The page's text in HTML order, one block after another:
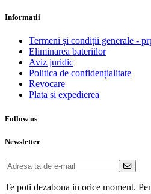
Informatii
Termeni și condiții generale -
Eliminarea bateriilor
Aviz juridic
Politica de confidențialitate
Revocare
Plata și expedierea
Follow us
Newsletter
Te poti dezabona in orice moment.